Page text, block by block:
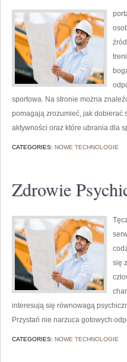
sportowa. Na stronie można
pomagają zrozumieć, jak dobierać
aktywności oraz które ubrania dla
CATEGORIES: NOWE TECHNOLOGIE
Zdrowie
się
interesują się równowagą
Przystań nie narzuca gotowych
CATEGORIES: NOWE TECHNOLOGIE